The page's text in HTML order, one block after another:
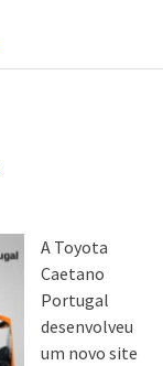
A Toyota
Caetano
Portugal
desenvolveu
um novo site